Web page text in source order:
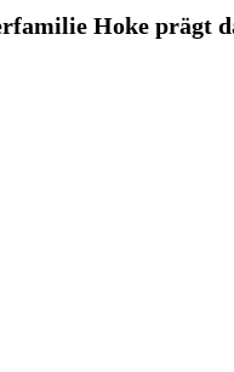
Hoke prägt